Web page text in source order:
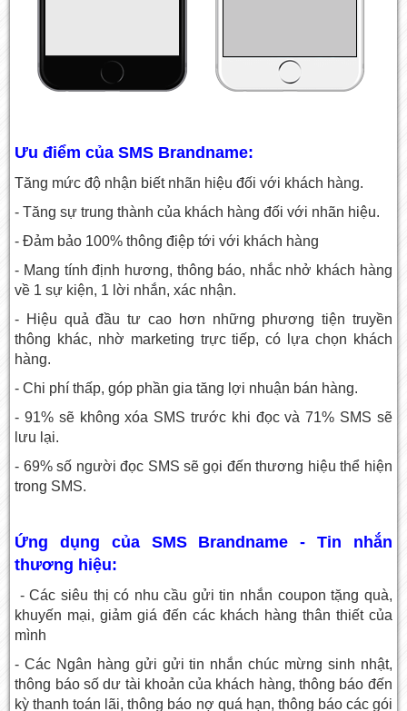
Ưu điểm của SMS Brandname:
Tăng mức độ nhận biết nhãn hiệu đối với khách hàng.
- Tăng sự trung thành của khách hàng đối với nhãn hiệu.
- Đảm bảo 100% thông điệp tới với khách hàng
- Mang tính định hương, thông báo, nhắc nhở khách hàng
về 1 sự kiện, 1 lời nhắn, xác nhận.
- Hiệu quả đầu tư cao hơn những phương tiện truyền
thông khác, nhờ marketing trực tiếp, có lựa chọn khách
hàng.
- Chi phí thấp, góp phần gia tăng lợi nhuận bán hàng.
- 91% sẽ không xóa SMS trước khi đọc và 71% SMS sẽ
lưu lại.
- 69% số người đọc SMS sẽ gọi đến thương hiệu thể hiện
trong SMS.
Ứng dụng của SMS Brandname - Tin nhắn
thương hiệu:
- Các siêu thị có nhu cầu gửi tin nhắn coupon tặng quà,
khuyến mại, giảm giá đến các khách hàng thân thiết của
mình
- Các Ngân hàng gửi gửi tin nhắn chúc mừng sinh nhật,
thông báo số dư tài khoản của khách hàng, thông báo đến
kỳ thanh toán lãi, thông báo nợ quá hạn, thông báo các gói